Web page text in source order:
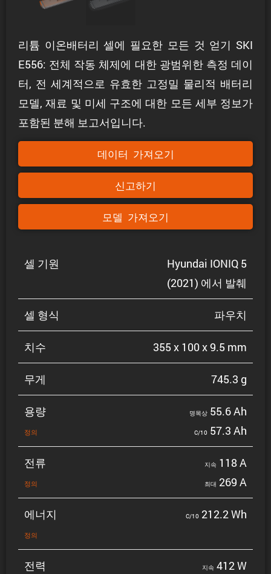
리튬 이온배터리 셀에 필요한 모든 것 얻기 SKI
E556: 전체 작동 체제에 대한 광범위한 측정 데이
터, 전 세계적으로 유효한 고정밀 물리적 배터리
모델, 재료 및 미세 구조에 대한 모든 세부 정보가
포함된 분해 보고서입니다.
데이터 가져오기
신고하기
모델 가져오기
셀 기원
Hyundai IONIQ 5
(2021) 에서 발췌
셀 형식 파우치
치수 355 x 100 x 9.5 mm
무게 745.3 g
용량
정의
명목상 55.6 Ah
C/10 57.3 Ah
전류
정의
지속 118 A
최대 269 A
에너지
정의
C/10 212.2 Wh
전력 지속 412 W